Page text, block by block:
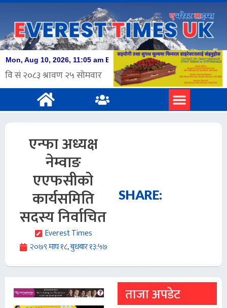
एन्फा अध्यक्ष
नेम्वाङ
एएफसीको
कार्यसमिति
सदस्य निर्वाचित
Everest Times
२०७९ माघ १८, बुधबार १३:५७
SHARE:
ताजा अपडेट